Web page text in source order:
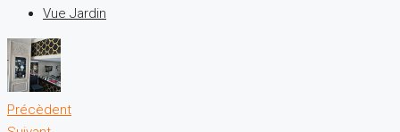
Vue Jardin
Précèdent